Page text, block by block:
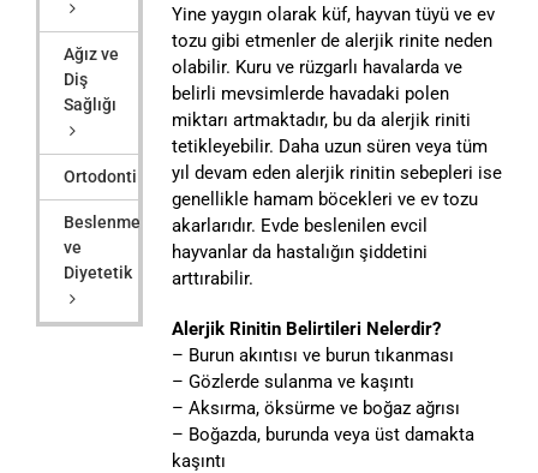
Yine yaygın olarak küf, hayvan tüyü ve ev
tozu gibi etmenler de alerjik rinite neden
olabilir. Kuru ve rüzgarlı havalarda ve
belirli mevsimlerde havadaki polen
miktarı artmaktadır, bu da alerjik riniti
tetikleyebilir. Daha uzun süren veya tüm
yıl devam eden alerjik rinitin sebepleri ise
genellikle hamam böcekleri ve ev tozu
akarlarıdır. Evde beslenilen evcil
hayvanlar da hastalığın şiddetini
arttırabilir.
Alerjik Rinitin Belirtileri Nelerdir?
– Burun akıntısı ve burun tıkanması
– Gözlerde sulanma ve kaşıntı
– Aksırma, öksürme ve boğaz ağrısı
– Boğazda, burunda veya üst damakta
kaşıntı
Ağız ve
Diş
Sağlığı
Ortodonti
Beslenme
ve
Diyetetik